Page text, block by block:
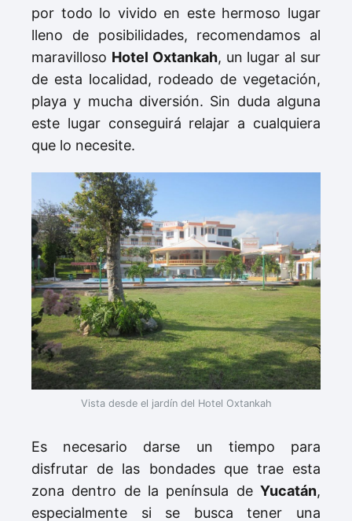
por todo lo vivido en este hermoso lugar
lleno de posibilidades, recomendamos al
maravilloso Hotel Oxtankah, un lugar al sur
de esta localidad, rodeado de vegetación,
playa y mucha diversión. Sin duda alguna
este lugar conseguirá relajar a cualquiera
que lo necesite.
Vista desde el jardín del Hotel Oxtankah
Es necesario darse un tiempo para
disfrutar de las bondades que trae esta
zona dentro de la península de Yucatán,
especialmente si se busca tener una